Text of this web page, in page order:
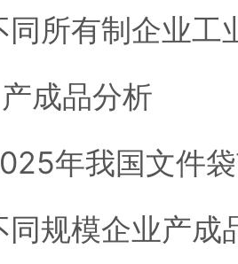
所有制企业工
成品分析
年我国文件
规模企业产成